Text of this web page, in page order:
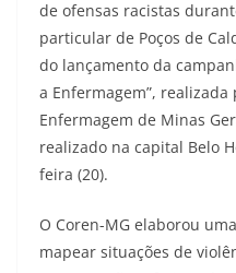
de ofensas racistas
particular de Poços de
do lançamento da
a Enfermagem”,
Enfermagem de Minas
realizado na capital Belo
feira (20).
O Coren-MG elaborou
mapear situações de